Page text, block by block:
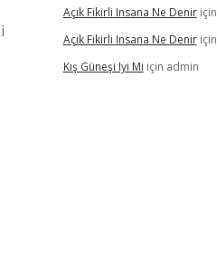
Açık Fikirli Insana Ne Deniriçin
Açık Fikirli Insana Ne Deniriçin
Kış Güneşi Iyi Mi için admin